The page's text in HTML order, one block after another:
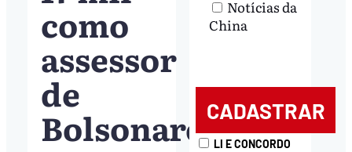
como
assessor
de
Bolsonaro
Notícias da
China
LI E CONCORDO